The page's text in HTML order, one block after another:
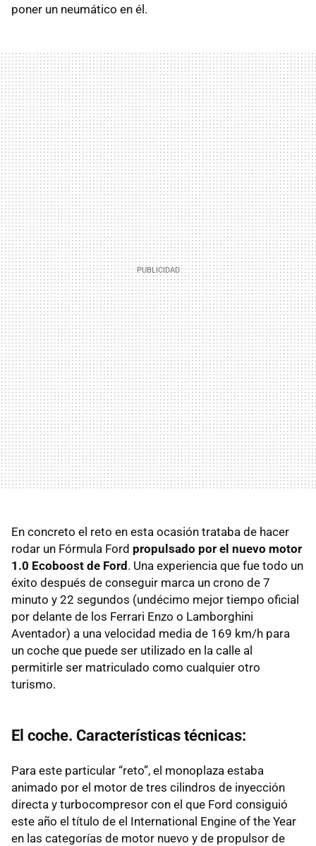
poner un neumático en él.
En concreto el reto en esta ocasión trataba de hacer
rodar un Fórmula Ford propulsado por el nuevo motor
1.0 Ecoboost de Ford. Una experiencia que fue todo un
éxito después de conseguir marca un crono de 7
minuto y 22 segundos (undécimo mejor tiempo oficial
por delante de los Ferrari Enzo o Lamborghini
Aventador) a una velocidad media de 169 km/h para
un coche que puede ser utilizado en la calle al
permitirle ser matriculado como cualquier otro
turismo.
El coche. Características técnicas:
Para este particular “reto”, el monoplaza estaba
animado por el motor de tres cilindros de inyección
directa y turbocompresor con el que Ford consiguió
este año el título de el International Engine of the Year
en las categorías de motor nuevo y de propulsor de